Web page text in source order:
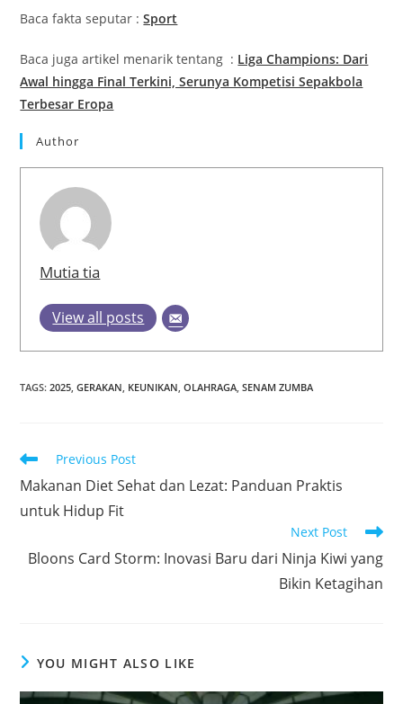
Baca fakta seputar :Sport
Baca juga artikel menarik tentang : Liga Champions: Dari
Awal hingga Final Terkini, Serunya Kompetisi Sepakbola
Terbesar Eropa
Author
Mutia tia
View all posts
TAGS:2025 GERAKAN KEUNIKAN OLAHRAGA SENAM ZUMBA
Read
more
articles
Previous Post
Makanan Diet Sehat dan Lezat: Panduan Praktis
untuk Hidup Fit
Next Post
Bloons Card Storm: Inovasi Baru dari Ninja Kiwi yang
Bikin Ketagihan
YOU MIGHT ALSO LIKE